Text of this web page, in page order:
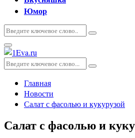
Юмор
Искать:
Поиск
Основное
меню
Искать:
Поиск
Главная
Новости
Салат с фасолью и кукурузой
Салат с фасолью и